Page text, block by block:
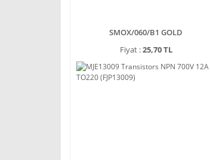
SMOX/060/B1 GOLD
Fiyat :25,70 TL